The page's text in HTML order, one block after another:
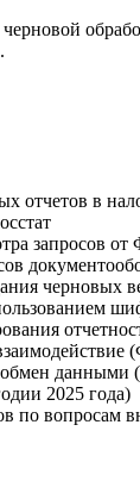
отчетов в
запросов
черновых
данными
2025 года)
по вопросам